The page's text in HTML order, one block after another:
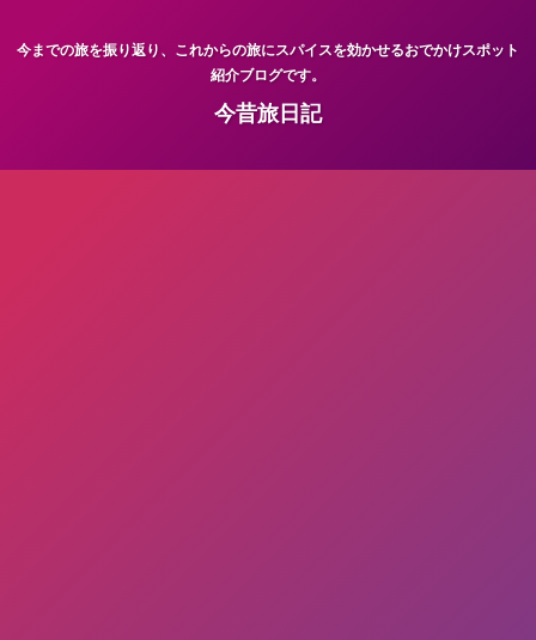
今までの旅を振り返り、これからの旅にスパイスを効かせるおでかけスポット
紹介ブログです。
今昔旅日記